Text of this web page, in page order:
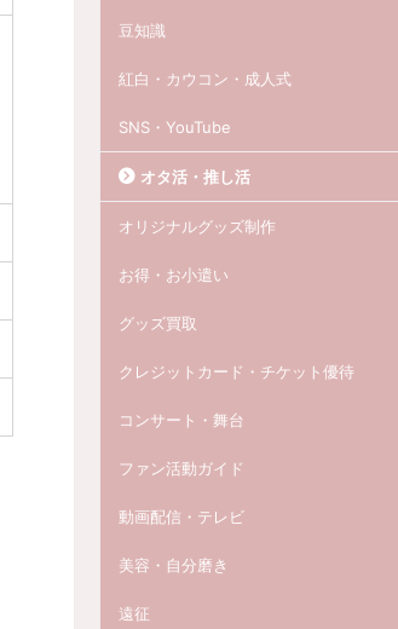
豆知識
紅白・カウコン・成人式
SNS・YouTube
オタ活・推し活
オリジナルグッズ制作
お得・お小遣い
グッズ買取
クレジットカード・チケット優待
コンサート・舞台
ファン活動ガイド
動画配信・テレビ
美容・自分磨き
遠征